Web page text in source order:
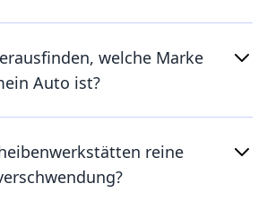
welche Marke
Auto ist?
reine